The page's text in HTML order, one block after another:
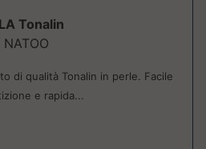
Tonalin
NATOO
di qualità Tonalin in perle. Facile
e rapida...